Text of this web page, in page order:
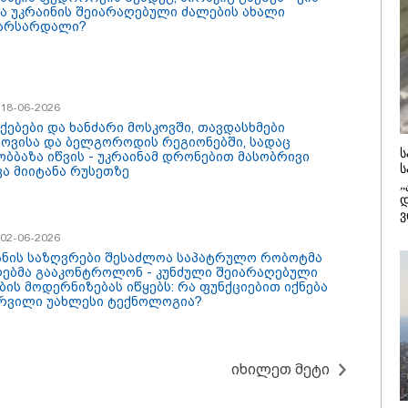
რომელიც
ყრილობაზე
08-2026
7 და მე-10
-
იზღუდება
16:11 / 05-08-
"სკოლის
და
საცალო,
გაყიდვის
კატეგორიის ყველა სიახლე
რა მანძილზე
უკრაინის შეიარაღებული ძალების ახალი
06-2026
და ხანძარი მოსკოვში, თავდასხმები
და ბელგოროდის რეგიონებში, სადაც
იწვის - უკრაინამ დრონებით მასობრივი
მიიტანა რუსეთზე
06-2026
საზღვრები შესაძლოა საპატრულო რობოტმა
გააკონტროლონ - კუნძული შეიარაღებული
მოდერნიზებას იწყებს: რა ფუნქციებით იქნება
უახლესი ტექნოლოგია?
იხილეთ მეტი